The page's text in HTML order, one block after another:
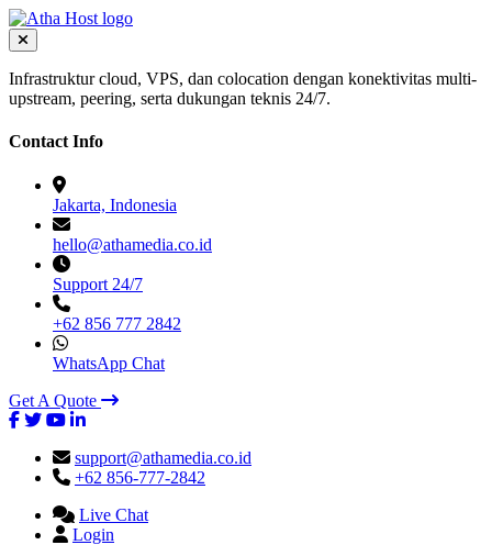
Infrastruktur cloud, VPS, dan colocation dengan konektivitas multi-
upstream, peering, serta dukungan teknis 24/7.
Contact Info
Jakarta, Indonesia
hello@athamedia.co.id
Support 24/7
+62 856 777 2842
WhatsApp Chat
Get A Quote
support@athamedia.co.id
+62 856-777-2842
Live Chat
Login